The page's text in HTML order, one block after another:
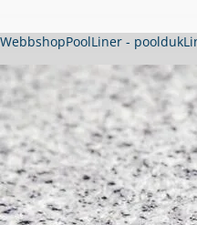
WebbshopPoolLiner - poolduk